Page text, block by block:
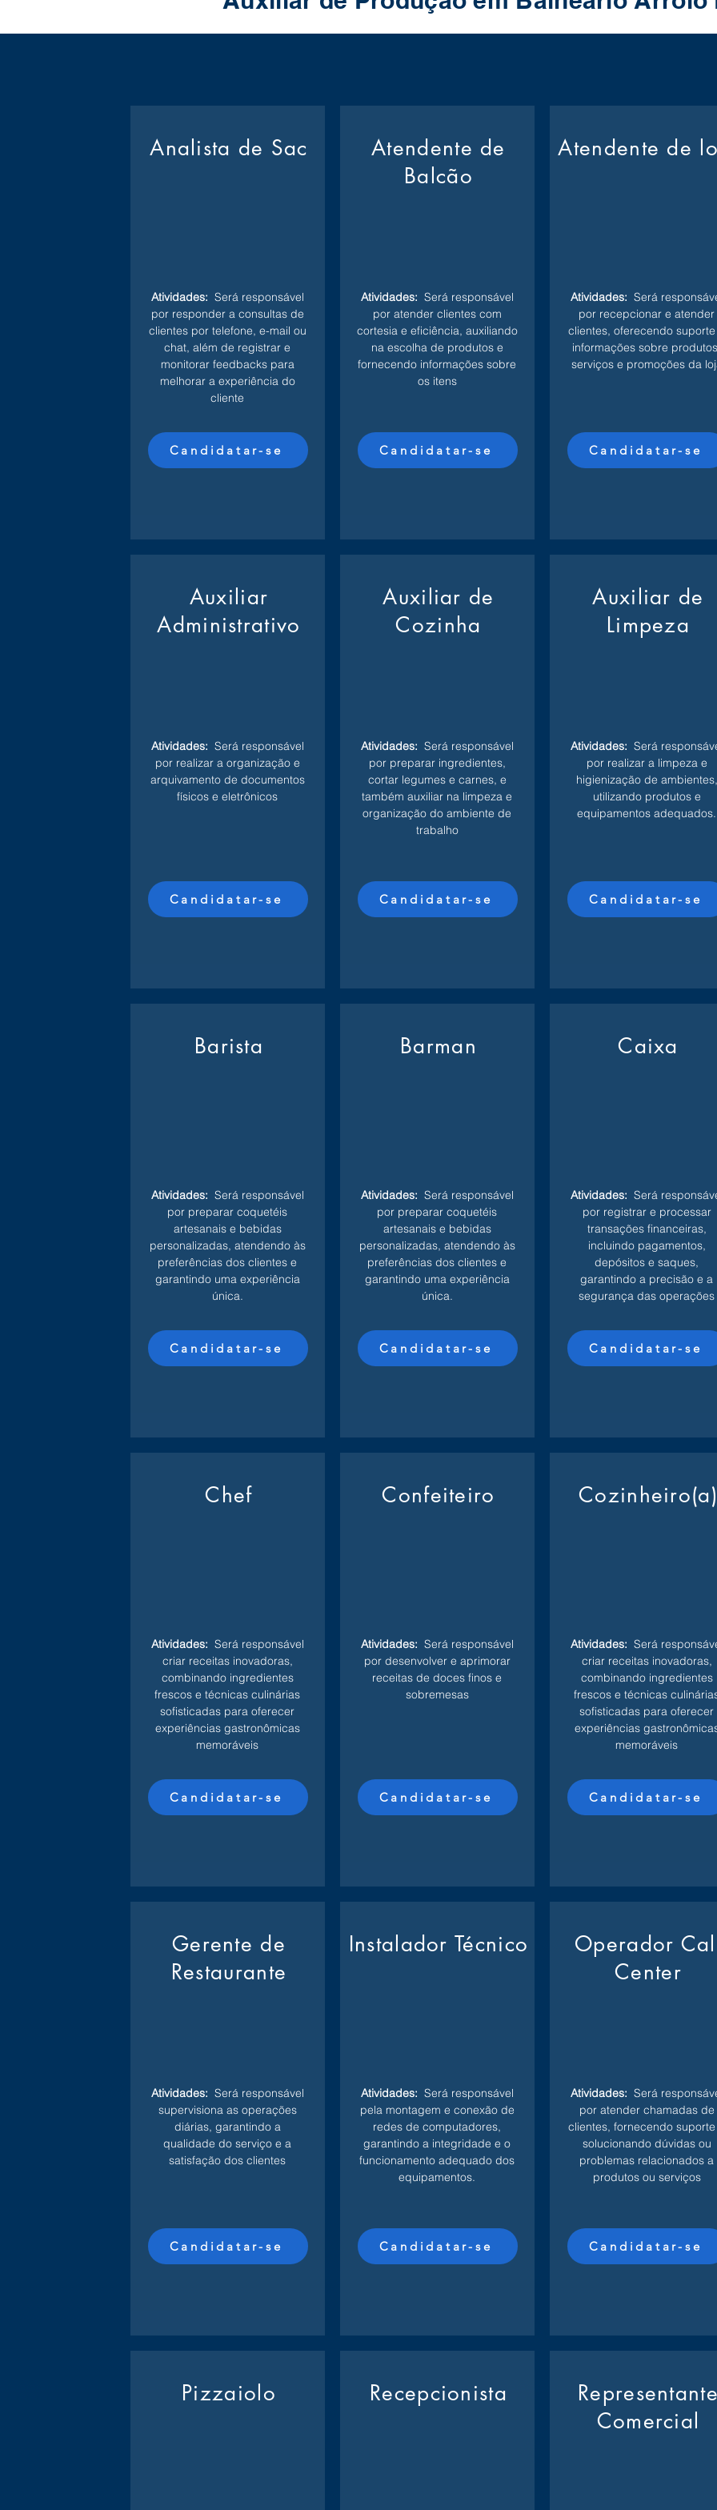
Analista de Sac
Atividades: Será responsável
por responder a consultas de
clientes por telefone, e-mail ou
chat, além de registrar e
monitorar feedbacks para
melhorar a experiência do
cliente
Candidatar-se
Auxiliar
Administrativo
Atividades: Será responsável
por realizar a organização e
arquivamento de documentos
físicos e eletrônicos
Candidatar-se
Barista
Atividades: Será responsável
por preparar coquetéis
artesanais e bebidas
personalizadas, atendendo às
preferências dos clientes e
garantindo uma experiência
única.
Candidatar-se
Chef
Atividades: Será responsável
criar receitas inovadoras,
combinando ingredientes
frescos e técnicas culinárias
sofisticadas para oferecer
experiências gastronômicas
memoráveis
Candidatar-se
Gerente de
Restaurante
Atividades: Será responsável
supervisiona as operações
diárias, garantindo a
qualidade do serviço e a
satisfação dos clientes
Candidatar-se
Pizzaiolo
Atendente de
Balcão
Atividades: Será responsável
por atender clientes com
cortesia e eficiência, auxiliando
na escolha de produtos e
fornecendo informações sobre
os itens
Candidatar-se
Auxiliar de
Cozinha
Atividades: Será responsável
por preparar ingredientes,
cortar legumes e carnes, e
também auxiliar na limpeza e
organização do ambiente de
trabalho
Candidatar-se
Barman
Atividades: Será responsável
por preparar coquetéis
artesanais e bebidas
personalizadas, atendendo às
preferências dos clientes e
garantindo uma experiência
única.
Candidatar-se
Confeiteiro
Atividades: Será responsável
por desenvolver e aprimorar
receitas de doces finos e
sobremesas
Candidatar-se
Instalador Técnico
Atividades: Será responsável
pela montagem e conexão de
redes de computadores,
garantindo a integridade e o
funcionamento adequado dos
equipamentos.
Candidatar-se
Recepcionista
Atendente de
Atividades: Será
por recepcionar e atender
clientes, oferecendo
informações sobre
serviços e promoções da
Candidatar-se
Auxiliar de
Limpeza
Atividades: Será
por realizar a limpeza e
higienização de ambientes,
utilizando produtos e
equipamentos adequados.
Candidatar-se
Caixa
Atividades: Será
por registrar e processar
transações financeiras,
incluindo pagamentos,
depósitos e saques,
garantindo a precisão e a
segurança das operações
Candidatar-se
Cozinheiro(a)
Atividades: Será
criar receitas inovadoras,
combinando ingredientes
frescos e técnicas
sofisticadas para oferecer
experiências
memoráveis
Candidatar-se
Operador
Center
Atividades: Será
por atender chamadas de
clientes, fornecendo
solucionando dúvidas ou
problemas relacionados a
produtos ou serviços
Candidatar-se
Comercial